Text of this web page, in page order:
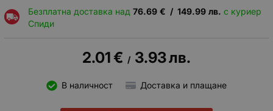
Безплатна доставка над 76.69 € / 149.99 лв. с куриер
Спиди
2.01€ / 3.93лв.
В наличност Доставка и плащане